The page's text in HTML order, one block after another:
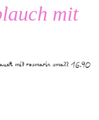
mit
mit rosmarin small 16,90